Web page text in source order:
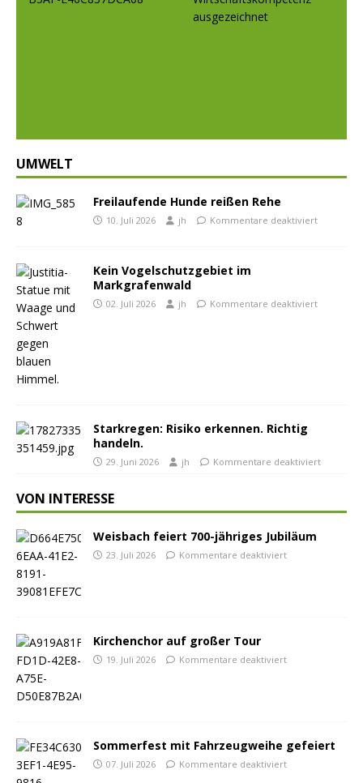
UMWELT
Freilaufende Hunde reißen Rehe
10. Juli 2026 jh Kommentare deaktiviert
Kein Vogelschutzgebiet im
Markgrafenwald
02. Juli 2026 jh Kommentare deaktiviert
Starkregen: Risiko erkennen. Richtig
handeln.
29. Juni 2026 jh Kommentare deaktiviert
VON INTERESSE
Weisbach feiert 700-jähriges Jubiläum
23. Juli 2026 Kommentare deaktiviert
Kirchenchor auf großer Tour
19. Juli 2026 Kommentare deaktiviert
Sommerfest mit Fahrzeugweihe gefeiert
07. Juli 2026 Kommentare deaktiviert